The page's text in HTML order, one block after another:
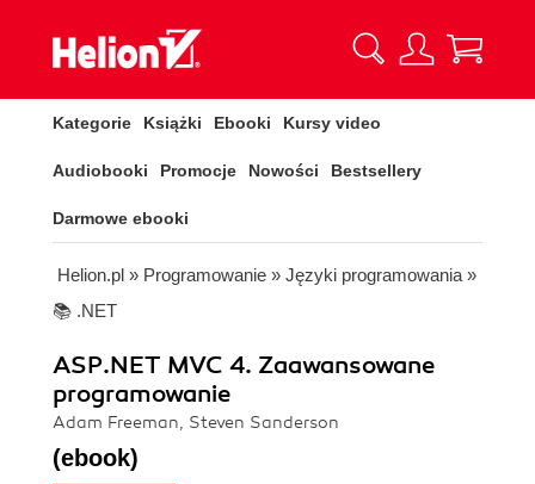
Kategorie Książki Ebooki Kursy video
Audiobooki Promocje Nowości Bestsellery
Darmowe ebooki
Helion.pl » Programowanie » Języki programowania »
📚 .NET
ASP.NET MVC 4. Zaawansowane
programowanie
Adam Freeman, Steven Sanderson
(ebook)